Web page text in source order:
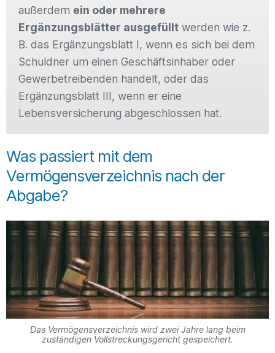
außerdem ein oder mehrere
Ergänzungsblätter ausgefüllt werden wie z.
B. das Ergänzungsblatt I, wenn es sich bei dem
Schuldner um einen Geschäftsinhaber oder
Gewerbetreibenden handelt, oder das
Ergänzungsblatt III, wenn er eine
Lebensversicherung abgeschlossen hat.
Was passiert mit dem
Vermögensverzeichnis nach der
Abgabe?
Das Vermögensverzeichnis wird zwei Jahre lang beim
zuständigen Vollstreckungsgericht gespeichert.